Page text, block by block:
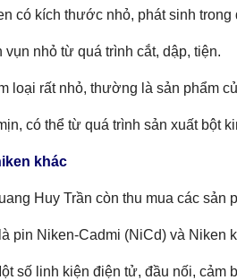
có kích thước nhỏ, phát sinh
vụn nhỏ từ quá trình cắt, dập, tiện.
loại rất nhỏ, thường là sản phẩm
có thể từ quá trình sản xuất bột
khác
Huy Trần còn thu mua các
pin Niken-Cadmi (NiCd) và Niken
số linh kiện điện tử, đầu nối, cảm